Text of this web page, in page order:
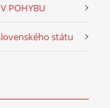
POHYBU
státu